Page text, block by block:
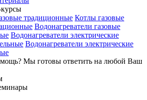
традиционные Котлы газовые
Водонагреватели газовые
Водонагреватели электрические
Водонагреватели электрические
Мы готовы ответить на любой Ваш